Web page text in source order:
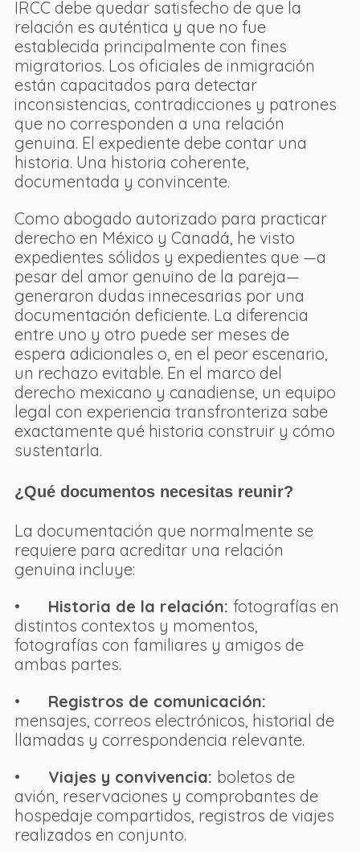
IRCC debe quedar satisfecho de que la
relación es auténtica y que no fue
establecida principalmente con fines
migratorios. Los oficiales de inmigración
están capacitados para detectar
inconsistencias, contradicciones y patrones
que no corresponden a una relación
genuina. El expediente debe contar una
historia. Una historia coherente,
documentada y convincente.
Como abogado autorizado para practicar
derecho en México y Canadá, he visto
expedientes sólidos y expedientes que —a
pesar del amor genuino de la pareja—
generaron dudas innecesarias por una
documentación deficiente. La diferencia
entre uno y otro puede ser meses de
espera adicionales o, en el peor escenario,
un rechazo evitable. En el marco del
derecho mexicano y canadiense, un equipo
legal con experiencia transfronteriza sabe
exactamente qué historia construir y cómo
sustentarla.
¿Qué documentos necesitas reunir?
La documentación que normalmente se
requiere para acreditar una relación
genuina incluye:
• Historia de la relación: fotografías en
distintos contextos y momentos,
fotografías con familiares y amigos de
ambas partes.
• Registros de comunicación:
mensajes, correos electrónicos, historial de
llamadas y correspondencia relevante.
• Viajes y convivencia: boletos de
avión, reservaciones y comprobantes de
hospedaje compartidos, registros de viajes
realizados en conjunto.